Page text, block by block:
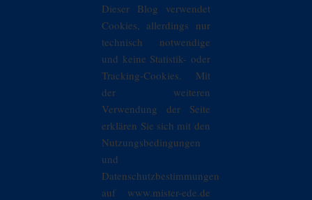
Dieser Blog verwendet
Cookies, allerdings nur
technisch notwendige
und keine Statistik- oder
Tracking-Cookies. Mit
der weiteren
Verwendung der Seite
erklären Sie sich mit den
Nutzungsbedingungen
und
Datenschutzbestimmungen
auf www.mister-ede.de